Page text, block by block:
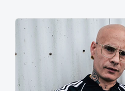
hij tegenwoordig zichtbaar
sprekerscircuit, waarin Van
jaar actief is, maakt hij indruk
omhalen zijn keuzes in het
Eerlijkheid is zijn kracht,